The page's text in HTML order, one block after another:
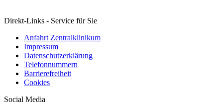
Direkt-Links - Service für Sie
Anfahrt Zentralklinikum
Impressum
Datenschutzerklärung
Telefonnummern
Barrierefreiheit
Cookies
Social Media